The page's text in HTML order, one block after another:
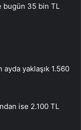
bugün 35 bin TL
ayda yaklaşık 1.560
ise 2.100 TL